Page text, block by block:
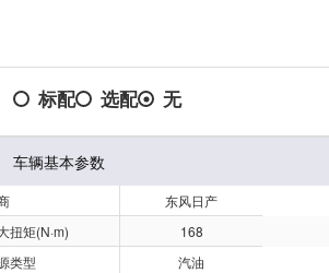
标配 选配 无
车辆基本参数
东风日产
扭矩(N·m)
168
类型
汽油